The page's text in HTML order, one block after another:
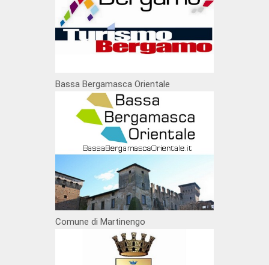
Bassa Bergamasca Orientale
Comune di Martinengo